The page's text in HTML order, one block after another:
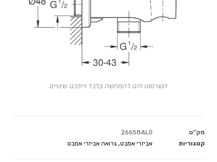
מק"ט
26658AL0
קטגוריות
אביזרי אמבט, גרואה אביזרי אמבט
השרטוט הינו להמחשה בלבד וייתכנו שינויים